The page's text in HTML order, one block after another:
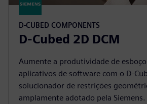
D-CUBED COMPONENTS
D-Cubed 2D DCM
Aumente a produtividade de
aplicativos de software com o D-
solucionador de restrições
amplamente adotado pela Siemens.